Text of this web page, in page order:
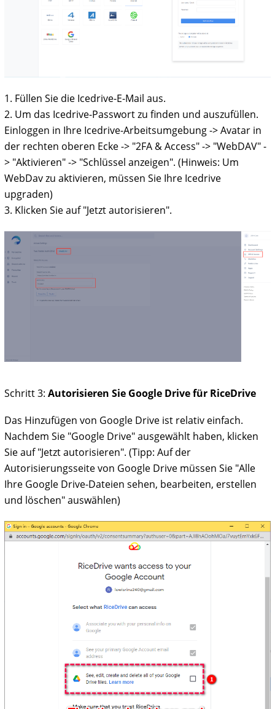
1. Füllen Sie die Icedrive-E-Mail aus.
2. Um das Icedrive-Passwort zu finden und auszufüllen.
Einloggen in Ihre Icedrive-Arbeitsumgebung -> Avatar in
der rechten oberen Ecke -> "2FA & Access" -> "WebDAV" -
> "Aktivieren" -> "Schlüssel anzeigen". (Hinweis: Um
WebDav zu aktivieren, müssen Sie Ihre Icedrive
upgraden)
3. Klicken Sie auf "Jetzt autorisieren".
Schritt 3: Autorisieren Sie Google Drive für RiceDrive
Das Hinzufügen von Google Drive ist relativ einfach.
Nachdem Sie "Google Drive" ausgewählt haben, klicken
Sie auf "Jetzt autorisieren". (Tipp: Auf der
Autorisierungsseite von Google Drive müssen Sie "Alle
Ihre Google Drive-Dateien sehen, bearbeiten, erstellen
und löschen" auswählen)